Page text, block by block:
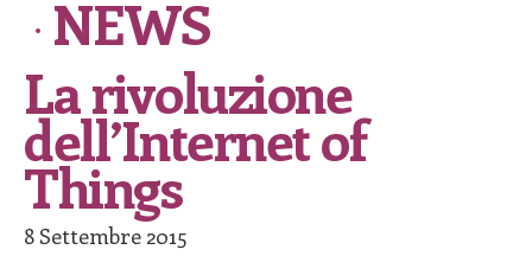
NEWS
La rivoluzione
dell’Internet of
Things
8 Settembre 2015